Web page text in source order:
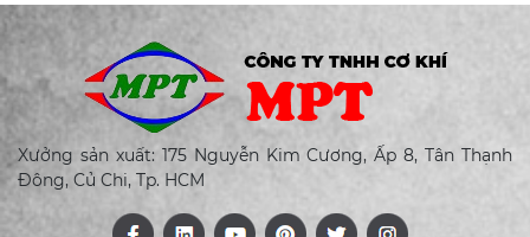
cầu của khách hàng. -
Đảm bảo chất lượng sản
phẩm và giá thành phù
hợp. - Dòng sản phẩm:
Ống chùm, dạng tấm,
dạng phẳng....
Xưởng sản xuất: 175 Nguyễn Kim Cương, Ấp 8, Tân Thạnh
Đông, Củ Chi, Tp. HCM